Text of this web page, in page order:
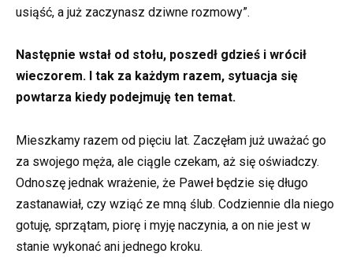
usiąść, a już zaczynasz dziwne rozmowy”.
Następnie wstał od stołu, poszedł gdzieś i wrócił
wieczorem. I tak za każdym razem, sytuacja się
powtarza kiedy podejmuję ten temat.
Mieszkamy razem od pięciu lat. Zaczęłam już uważać go
za swojego męża, ale ciągle czekam, aż się oświadczy.
Odnoszę jednak wrażenie, że Paweł będzie się długo
zastanawiał, czy wziąć ze mną ślub. Codziennie dla niego
gotuję, sprzątam, piorę i myję naczynia, a on nie jest w
stanie wykonać ani jednego kroku.